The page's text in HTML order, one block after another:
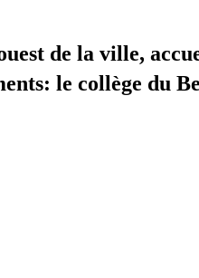
de la ville,
le collège du